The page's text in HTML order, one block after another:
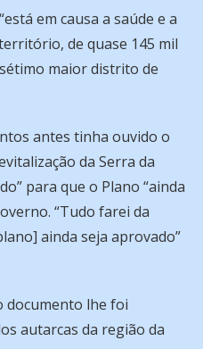
em causa a saúde e a
de quase 145 mil
maior distrito de
antes tinha ouvido o
da Serra da
para que o Plano “ainda
“Tudo farei da
ainda seja aprovado”
documento lhe foi
autarcas da região da